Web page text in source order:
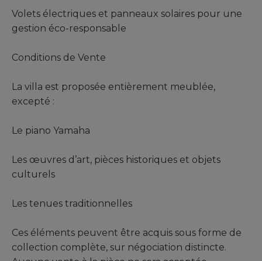
Volets électriques et panneaux solaires pour une
gestion éco-responsable
Conditions de Vente
La villa est proposée entièrement meublée,
excepté :
Le piano Yamaha
Les œuvres d’art, pièces historiques et objets
culturels
Les tenues traditionnelles
Ces éléments peuvent être acquis sous forme de
collection complète, sur négociation distincte.